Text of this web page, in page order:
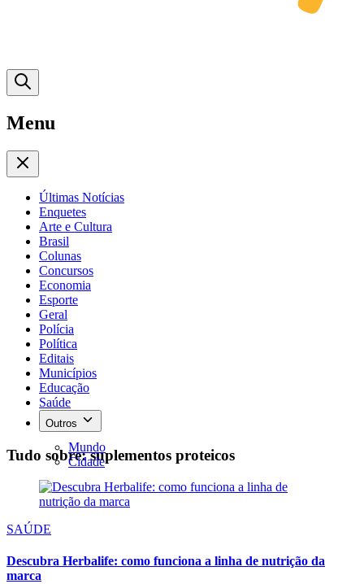
Menu
Últimas Notícias
Enquetes
Arte e Cultura
Brasil
Colunas
Concursos
Economia
Esporte
Geral
Polícia
Política
Editais
Municípios
Educação
Saúde
Outros
Mundo
Cidade
Tudo sobre: suplementos proteicos
SAÚDE
Descubra Herbalife: como funciona a linha de nutrição da
marca